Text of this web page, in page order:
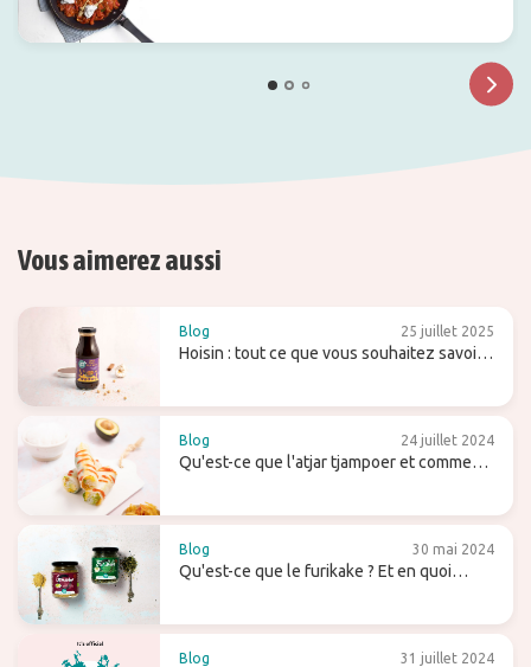
Vous aimerez aussi
Blog 25 juillet 2025
Hoisin : tout ce que vous souhaitez savoir
Blog 24 juillet 2024
Qu'est-ce que l'atjar tjampoer et comment
Blog 30 mai 2024
Qu'est-ce que le furikake ? Et en quoi
Blog 31 juillet 2024